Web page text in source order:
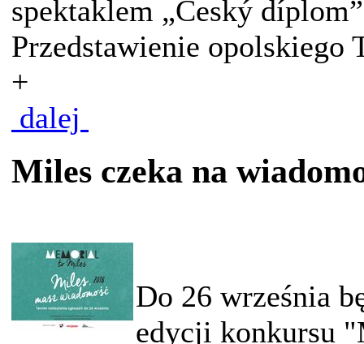
spektaklem „Český
Przedstawienie opolskiego
+
dalej
Miles czeka na
Do 26 września
edycji konkursu